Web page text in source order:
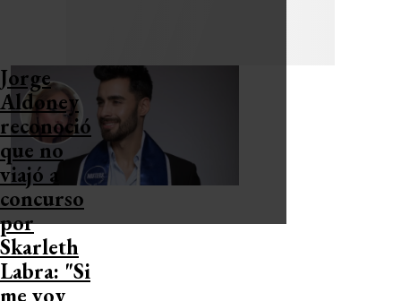
Jorge
Aldoney
reconoció
que no
viajó a
concurso
por
Skarleth
Labra: "Si
me voy